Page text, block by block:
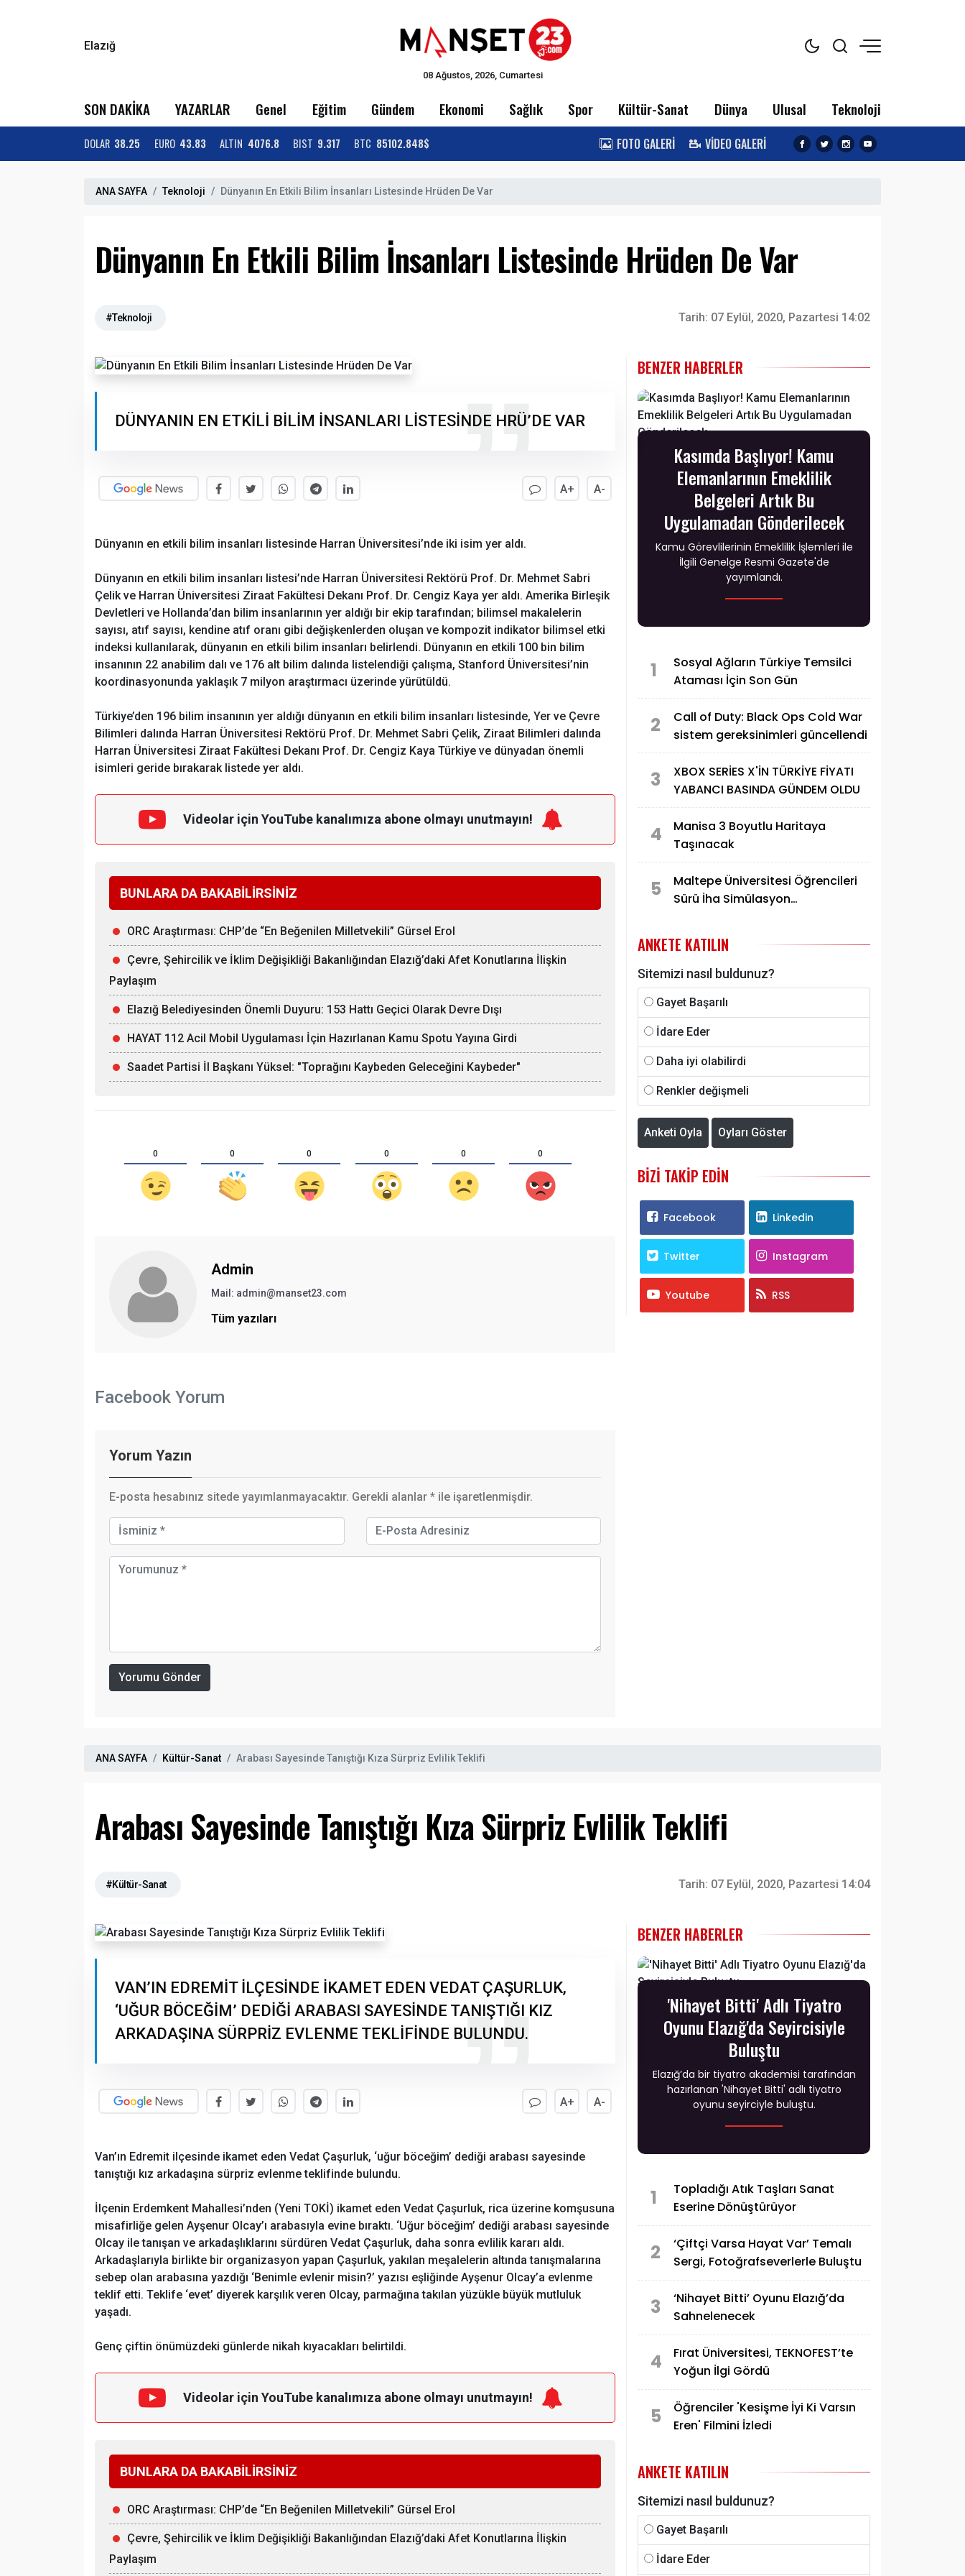
Elazığ
08 Ağustos, 2026, Cumartesi
SON DAKİKA YAZARLAR Genel Eğitim Gündem Ekonomi Sağlık Spor Kültür-Sanat Dünya Ulusal Teknoloji
DOLAR 38.25 EURO 43.83 ALTIN 4076.8 BIST 9.317 BTC 85102.848$ FOTO GALERİ VİDEO GALERİ
ANA SAYFA Teknoloji Dünyanın En Etkili Bilim İnsanları Listesinde Hrüden De Var
Dünyanın En Etkili Bilim İnsanları Listesinde Hrüden De Var
#Teknoloji Tarih: 07 Eylül, 2020, Pazartesi 14:02
DÜNYANIN EN ETKİLİ BİLİM İNSANLARI LİSTESİNDE HRÜ’DE VAR
A+ A-
Dünyanın en etkili bilim insanları listesinde Harran Üniversitesi’nde iki isim yer aldı.
Dünyanın en etkili bilim insanları listesi’nde Harran Üniversitesi Rektörü Prof. Dr. Mehmet Sabri
Çelik ve Harran Üniversitesi Ziraat Fakültesi Dekanı Prof. Dr. Cengiz Kaya yer aldı. Amerika Birleşik
Devletleri ve Hollanda’dan bilim insanlarının yer aldığı bir ekip tarafından; bilimsel makalelerin
sayısı, atıf sayısı, kendine atıf oranı gibi değişkenlerden oluşan ve kompozit indikator bilimsel etki
indeksi kullanılarak, dünyanın en etkili bilim insanları belirlendi. Dünyanın en etkili 100 bin bilim
insanının 22 anabilim dalı ve 176 alt bilim dalında listelendiği çalışma, Stanford Üniversitesi’nin
koordinasyonunda yaklaşık 7 milyon araştırmacı üzerinde yürütüldü.
Türkiye’den 196 bilim insanının yer aldığı dünyanın en etkili bilim insanları listesinde, Yer ve Çevre
Bilimleri dalında Harran Üniversitesi Rektörü Prof. Dr. Mehmet Sabri Çelik, Ziraat Bilimleri dalında
Harran Üniversitesi Ziraat Fakültesi Dekanı Prof. Dr. Cengiz Kaya Türkiye ve dünyadan önemli
isimleri geride bırakarak listede yer aldı.
Videolar için YouTube kanalımıza abone olmayı unutmayın!
BUNLARA DA BAKABİLİRSİNİZ
ORC Araştırması: CHP’de “En Beğenilen Milletvekili” Gürsel Erol
Çevre, Şehircilik ve İklim Değişikliği Bakanlığından Elazığ’daki Afet Konutlarına İlişkin
Paylaşım
Elazığ Belediyesinden Önemli Duyuru: 153 Hattı Geçici Olarak Devre Dışı
HAYAT 112 Acil Mobil Uygulaması İçin Hazırlanan Kamu Spotu Yayına Girdi
Saadet Partisi İl Başkanı Yüksel: "Toprağını Kaybeden Geleceğini Kaybeder"
0 0 0 0 0 0
Admin
Mail: admin@manset23.com
Tüm yazıları
Facebook Yorum
Yorum Yazın
E-posta hesabınız sitede yayımlanmayacaktır. Gerekli alanlar * ile işaretlenmişdir.
Yorumu Gönder
BENZER HABERLER
Kasımda Başlıyor! Kamu
Elemanlarının Emeklilik
Belgeleri Artık Bu
Uygulamadan Gönderilecek
Kamu Görevlilerinin Emeklilik İşlemleri ile
İlgili Genelge Resmi Gazete'de
yayımlandı.
1
Sosyal Ağların Türkiye Temsilci
Ataması İçin Son Gün
2
Call of Duty: Black Ops Cold War
sistem gereksinimleri güncellendi
3
XBOX SERİES X'İN TÜRKİYE FİYATI
YABANCI BASINDA GÜNDEM OLDU
4
Manisa 3 Boyutlu Haritaya
Taşınacak
5
Maltepe Üniversitesi Öğrencileri
Sürü İha Simülasyon
ANKETE KATILIN
Sitemizi nasıl buldunuz?
Gayet Başarılı
İdare Eder
Daha iyi olabilirdi
Renkler değişmeli
Anketi Oyla Oyları Göster
BIZI TAKIP EDIN
Facebook Linkedin
Twitter Instagram
Youtube RSS
ANA SAYFA Kültür-Sanat Arabası Sayesinde Tanıştığı Kıza Sürpriz Evlilik Teklifi
Arabası Sayesinde Tanıştığı Kıza Sürpriz Evlilik Teklifi
#Kültür-Sanat Tarih: 07 Eylül, 2020, Pazartesi 14:04
VAN’IN EDREMİT İLÇESİNDE İKAMET EDEN VEDAT ÇAŞURLUK,
‘UĞUR BÖCEĞİM’ DEDİĞİ ARABASI SAYESİNDE TANIŞTIĞI KIZ
ARKADAŞINA SÜRPRİZ EVLENME TEKLİFİNDE BULUNDU.
A+ A-
Van’ın Edremit ilçesinde ikamet eden Vedat Çaşurluk, ‘uğur böceğim’ dediği arabası sayesinde
tanıştığı kız arkadaşına sürpriz evlenme teklifinde bulundu.
İlçenin Erdemkent Mahallesi’nden (Yeni TOKİ) ikamet eden Vedat Çaşurluk, rica üzerine komşusuna
misafirliğe gelen Ayşenur Olcay’ı arabasıyla evine bıraktı. ‘Uğur böceğim’ dediği arabası sayesinde
Olcay ile tanışan ve arkadaşlıklarını sürdüren Vedat Çaşurluk, daha sonra evlilik kararı aldı.
Arkadaşlarıyla birlikte bir organizasyon yapan Çaşurluk, yakılan meşalelerin altında tanışmalarına
sebep olan arabasına yazdığı ‘Benimle evlenir misin?’ yazısı eşliğinde Ayşenur Olcay’a evlenme
teklif etti. Teklife ‘evet’ diyerek karşılık veren Olcay, parmağına takılan yüzükle büyük mutluluk
yaşadı.
Genç çiftin önümüzdeki günlerde nikah kıyacakları belirtildi.
Videolar için YouTube kanalımıza abone olmayı unutmayın!
BUNLARA DA BAKABİLİRSİNİZ
ORC Araştırması: CHP’de “En Beğenilen Milletvekili” Gürsel Erol
Çevre, Şehircilik ve İklim Değişikliği Bakanlığından Elazığ’daki Afet Konutlarına İlişkin
Paylaşım
BENZER HABERLER
'Nihayet Bitti' Adlı Tiyatro
Oyunu Elazığ'da Seyircisiyle
Buluştu
Elazığ’da bir tiyatro akademisi tarafından
hazırlanan 'Nihayet Bitti' adlı tiyatro
oyunu seyirciyle buluştu.
1
Topladığı Atık Taşları Sanat
Eserine Dönüştürüyor
2
‘Çiftçi Varsa Hayat Var’ Temalı
Sergi, Fotoğrafseverlerle Buluştu
3
‘Nihayet Bitti’ Oyunu Elazığ’da
Sahnelenecek
4
Fırat Üniversitesi, TEKNOFEST’te
Yoğun İlgi Gördü
5
Öğrenciler 'Kesişme İyi Ki Varsın
Eren' Filmini İzledi
ANKETE KATILIN
Sitemizi nasıl buldunuz?
Gayet Başarılı
İdare Eder